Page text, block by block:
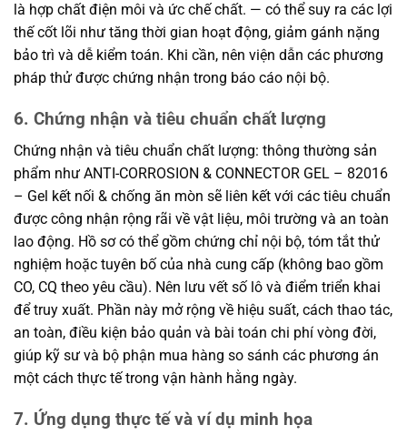
là hợp chất điện môi và ức chế chất. — có thể suy ra các lợi
thế cốt lõi như tăng thời gian hoạt động, giảm gánh nặng
bảo trì và dễ kiểm toán. Khi cần, nên viện dẫn các phương
pháp thử được chứng nhận trong báo cáo nội bộ.
6. Chứng nhận và tiêu chuẩn chất lượng
Chứng nhận và tiêu chuẩn chất lượng: thông thường sản
phẩm như ANTI-CORROSION & CONNECTOR GEL – 82016
– Gel kết nối & chống ăn mòn sẽ liên kết với các tiêu chuẩn
được công nhận rộng rãi về vật liệu, môi trường và an toàn
lao động. Hồ sơ có thể gồm chứng chỉ nội bộ, tóm tắt thử
nghiệm hoặc tuyên bố của nhà cung cấp (không bao gồm
CO, CQ theo yêu cầu). Nên lưu vết số lô và điểm triển khai
để truy xuất. Phần này mở rộng về hiệu suất, cách thao tác,
an toàn, điều kiện bảo quản và bài toán chi phí vòng đời,
giúp kỹ sư và bộ phận mua hàng so sánh các phương án
một cách thực tế trong vận hành hằng ngày.
7. Ứng dụng thực tế và ví dụ minh họa